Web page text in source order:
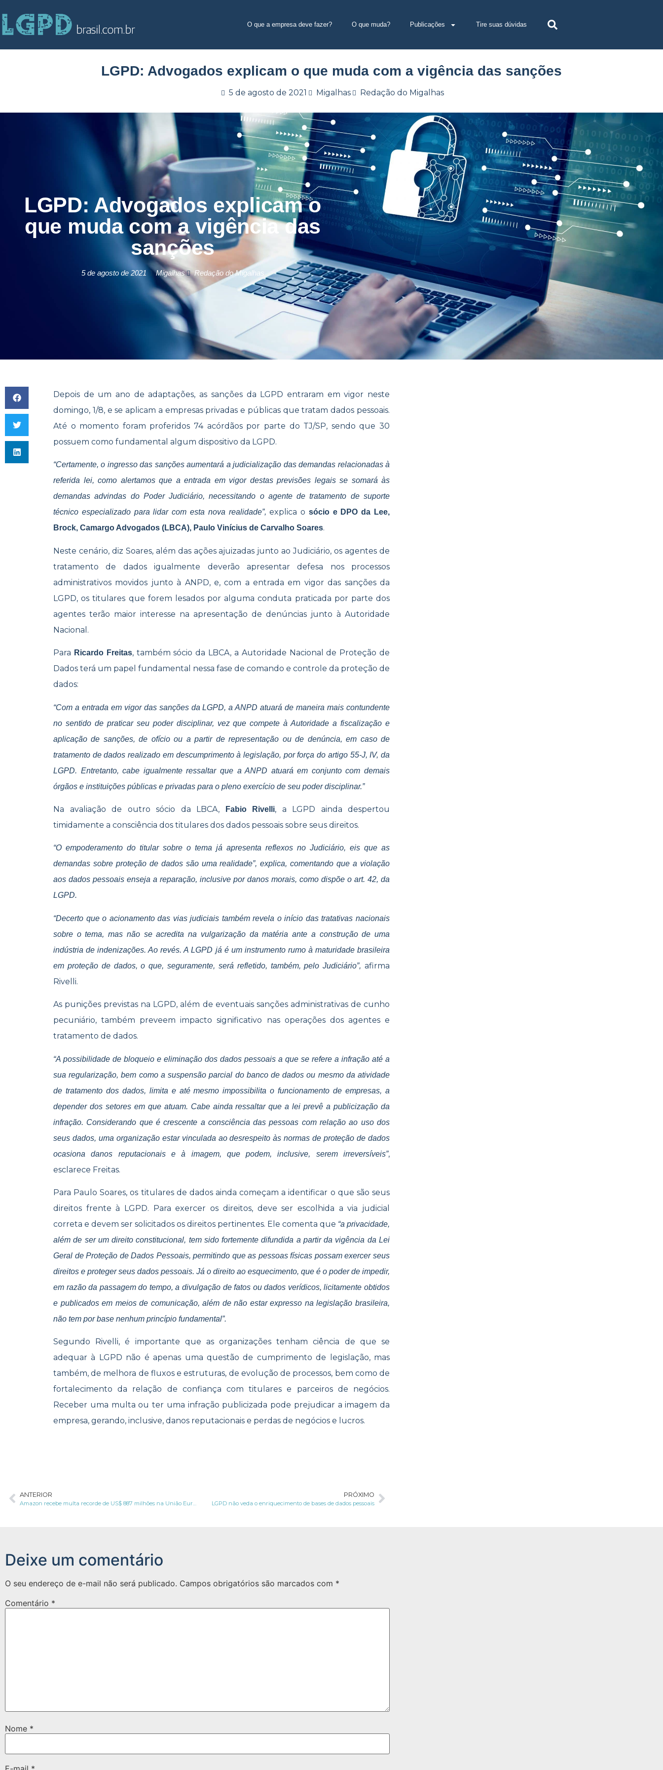
O que a empresa deve fazer? O que muda? Publicações Tire suas dúvidas
LGPD: Advogados explicam o que muda com a vigência das sanções
5 de agosto de 2021 Migalhas Redação do Migalhas
LGPD: Advogados explicam o
que muda com a vigência das
sanções
5 de agosto de 2021 Migalhas Redação do Migalhas
Depois de um ano de adaptações, as sanções da LGPD entraram em vigor neste
domingo, 1/8, e se aplicam a empresas privadas e públicas que tratam dados pessoais.
Até o momento foram proferidos 74 acórdãos por parte do TJ/SP, sendo que 30
possuem como fundamental algum dispositivo da LGPD.
“Certamente, o ingresso das sanções aumentará a judicialização das demandas relacionadas à
referida lei, como alertamos que a entrada em vigor destas previsões legais se somará às
demandas advindas do Poder Judiciário, necessitando o agente de tratamento de suporte
técnico especializado para lidar com esta nova realidade”,explica o sócio e DPO da Lee,
Brock, Camargo Advogados (LBCA), Paulo Vinícius de Carvalho Soares.
Neste cenário, diz Soares, além das ações ajuizadas junto ao Judiciário, os agentes de
tratamento de dados igualmente deverão apresentar defesa nos processos
administrativos movidos junto à ANPD, e, com a entrada em vigor das sanções da
LGPD, os titulares que forem lesados por alguma conduta praticada por parte dos
agentes terão maior interesse na apresentação de denúncias junto à Autoridade
Nacional.
Para Ricardo Freitas, também sócio da LBCA, a Autoridade Nacional de Proteção de
Dados terá um papel fundamental nessa fase de comando e controle da proteção de
dados:
“Com a entrada em vigor das sanções da LGPD, a ANPD atuará de maneira mais contundente
no sentido de praticar seu poder disciplinar, vez que compete à Autoridade a fiscalização e
aplicação de sanções, de ofício ou a partir de representação ou de denúncia, em caso de
tratamento de dados realizado em descumprimento à legislação, por força do artigo 55-J, IV, da
LGPD. Entretanto, cabe igualmente ressaltar que a ANPD atuará em conjunto com demais
órgãos e instituições públicas e privadas para o pleno exercício de seu poder disciplinar.”
Na avaliação de outro sócio da LBCA, Fabio Rivelli, a LGPD ainda despertou
timidamente a consciência dos titulares dos dados pessoais sobre seus direitos.
“O empoderamento do titular sobre o tema já apresenta reflexos no Judiciário, eis que as
demandas sobre proteção de dados são uma realidade”, explica, comentando que a violação
aos dados pessoais enseja a reparação, inclusive por danos morais, como dispõe o art. 42, da
LGPD.
“Decerto que o acionamento das vias judiciais também revela o início das tratativas nacionais
sobre o tema, mas não se acredita na vulgarização da matéria ante a construção de uma
indústria de indenizações. Ao revés. A LGPD já é um instrumento rumo à maturidade brasileira
em proteção de dados, o que, seguramente, será refletido, também, pelo Judiciário”, afirma
Rivelli.
As punições previstas na LGPD, além de eventuais sanções administrativas de cunho
pecuniário, também preveem impacto significativo nas operações dos agentes e
tratamento de dados.
“A possibilidade de bloqueio e eliminação dos dados pessoais a que se refere a infração até a
sua regularização, bem como a suspensão parcial do banco de dados ou mesmo da atividade
de tratamento dos dados, limita e até mesmo impossibilita o funcionamento de empresas, a
depender dos setores em que atuam. Cabe ainda ressaltar que a lei prevê a publicização da
infração. Considerando que é crescente a consciência das pessoas com relação ao uso dos
seus dados, uma organização estar vinculada ao desrespeito às normas de proteção de dados
ocasiona danos reputacionais e à imagem, que podem, inclusive, serem irreversíveis”,
esclarece Freitas.
Para Paulo Soares, os titulares de dados ainda começam a identificar o que são seus
direitos frente à LGPD. Para exercer os direitos, deve ser escolhida a via judicial
correta e devem ser solicitados os direitos pertinentes. Ele comenta que “a privacidade,
além de ser um direito constitucional, tem sido fortemente difundida a partir da vigência da Lei
Geral de Proteção de Dados Pessoais, permitindo que as pessoas físicas possam exercer seus
direitos e proteger seus dados pessoais. Já o direito ao esquecimento, que é o poder de impedir,
em razão da passagem do tempo, a divulgação de fatos ou dados verídicos, licitamente obtidos
e publicados em meios de comunicação, além de não estar expresso na legislação brasileira,
não tem por base nenhum princípio fundamental”.
Segundo Rivelli, é importante que as organizações tenham ciência de que se
adequar à LGPD não é apenas uma questão de cumprimento de legislação, mas
também, de melhora de fluxos e estruturas, de evolução de processos, bem como de
fortalecimento da relação de confiança com titulares e parceiros de negócios.
Receber uma multa ou ter uma infração publicizada pode prejudicar a imagem da
empresa, gerando, inclusive, danos reputacionais e perdas de negócios e lucros.
ANTERIOR PRÓXIMO
LGPD não veda o enriquecimento de bases de dados pessoais
Deixe um comentário
O seu endereço de e-mail não será publicado. Campos obrigatórios são marcados com *
Comentário *
Nome *